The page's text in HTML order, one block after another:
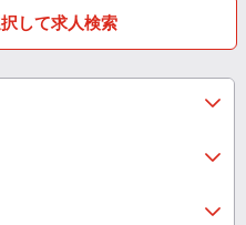
して求人検索